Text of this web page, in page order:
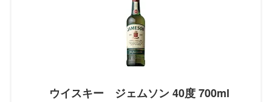
ウイスキー ジェムソン 40度 700ml